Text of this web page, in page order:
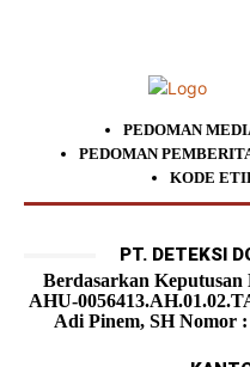
PEDOMAN
PEDOMAN
KODE
PT. DETEKSI
Berdasarkan
AHU-
Adi Pinem, SH Nomor